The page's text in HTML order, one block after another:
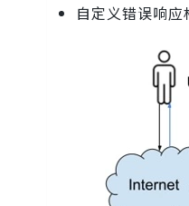
自定义错误响应